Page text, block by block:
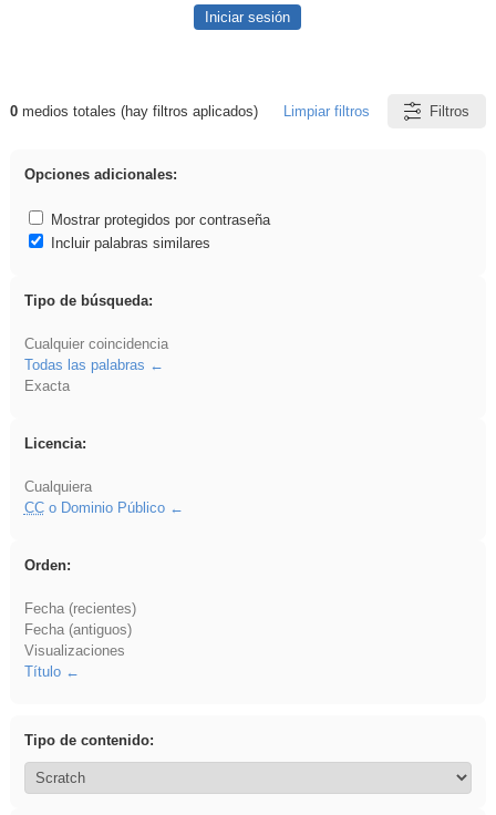
Iniciar sesión
Resultados de: Eventos
0medios totales (hay filtros aplicados) Limpiar filtros Filtros
Opciones adicionales:
Mostrar protegidos por contraseña
Incluir palabras similares
Tipo de búsqueda:
Cualquier coincidencia
Todas las palabras
Exacta
Licencia:
Cualquiera
CCo Dominio Público
Orden:
Fecha (recientes)
Fecha (antiguos)
Visualizaciones
Título
Tipo de contenido: